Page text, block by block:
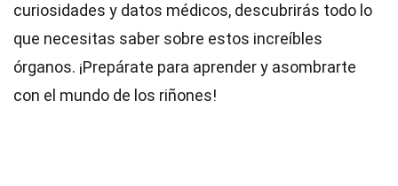
curiosidades y datos médicos, descubrirás todo lo
que necesitas saber sobre estos increíbles
órganos. ¡Prepárate para aprender y asombrarte
con el mundo de los riñones!